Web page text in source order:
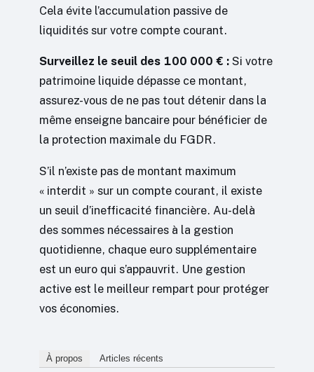
Cela évite l’accumulation passive de
liquidités sur votre compte courant.
Surveillez le seuil des 100 000 € : Si votre
patrimoine liquide dépasse ce montant,
assurez-vous de ne pas tout détenir dans la
même enseigne bancaire pour bénéficier de
la protection maximale du FGDR.
S’il n’existe pas de montant maximum
« interdit » sur un compte courant, il existe
un seuil d’inefficacité financière. Au-delà
des sommes nécessaires à la gestion
quotidienne, chaque euro supplémentaire
est un euro qui s’appauvrit. Une gestion
active est le meilleur rempart pour protéger
vos économies.
À propos Articles récents